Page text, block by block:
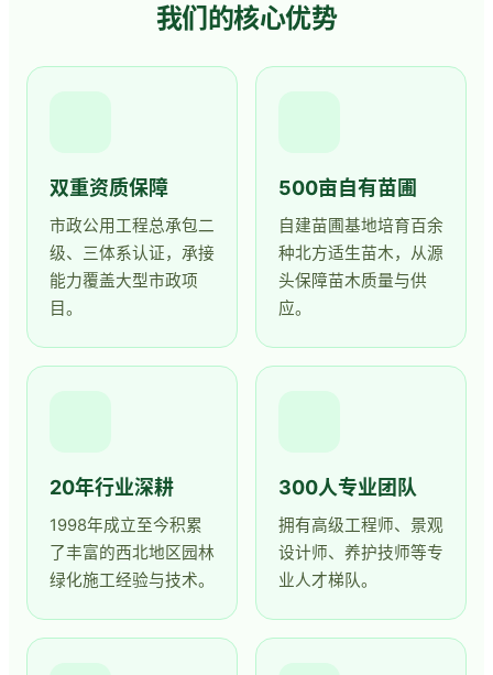
我们的核心优势
双重资质保障
市政公用工程总承包二
级、三体系认证，承接
能力覆盖大型市政项
目。
500亩自有苗圃
自建苗圃基地培育百余
种北方适生苗木，从源
头保障苗木质量与供
应。
20年行业深耕
1998年成立至今积累
了丰富的西北地区园林
绿化施工经验与技术。
300人专业团队
拥有高级工程师、景观
设计师、养护技师等专
业人才梯队。